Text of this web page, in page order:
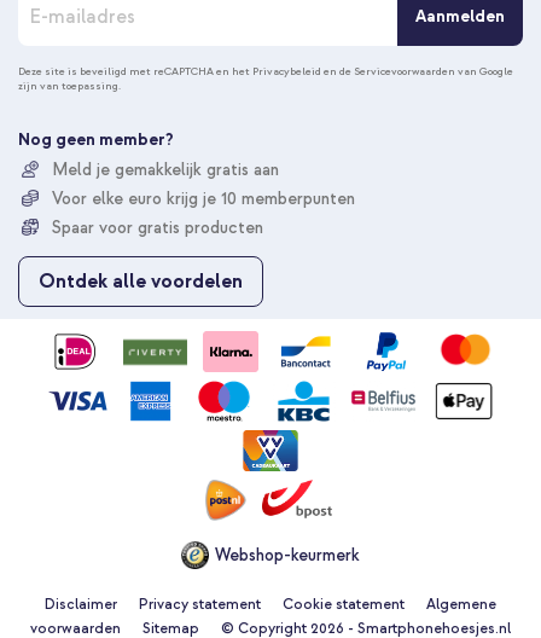
n
n
e
u
o
p
z
Aanmelden
Deze site is beveiligd met reCAPTCHA en het Privacybeleid en de Servicevoorwaarden van Google
zijn van toepassing.
Nog geen member?
Meld je gemakkelijk gratis aan
Voor elke euro krijg je 10 memberpunten
Spaar voor gratis producten
Ontdek alle voordelen
Webshop-keurmerk
Disclaimer Privacy statement Cookie statement
Algemene
voorwaarden
Sitemap © Copyright 2026 - Smartphonehoesjes.nl